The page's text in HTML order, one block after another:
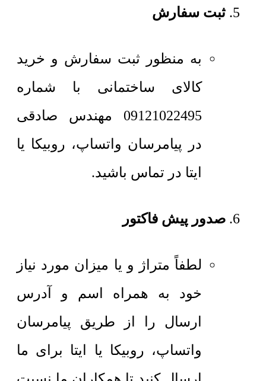
ثبت سفارش
به منظور ثبت سفارش و خرید
کالای ساختمانی با شماره
09121022495 مهندس صادقی
در پیامرسان واتساپ، روبیکا یا
ایتا در تماس باشید.
صدور پیش فاکتور
لطفاً متراژ و یا میزان مورد نیاز
خود به همراه اسم و آدرس
ارسال را از طریق پیامرسان
واتساپ، روبیکا یا ایتا برای ما